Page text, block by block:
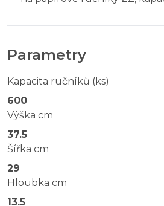
Parametry
Kapacita ručníků (ks)
600
Výška cm
37.5
Šířka cm
29
Hloubka cm
13.5